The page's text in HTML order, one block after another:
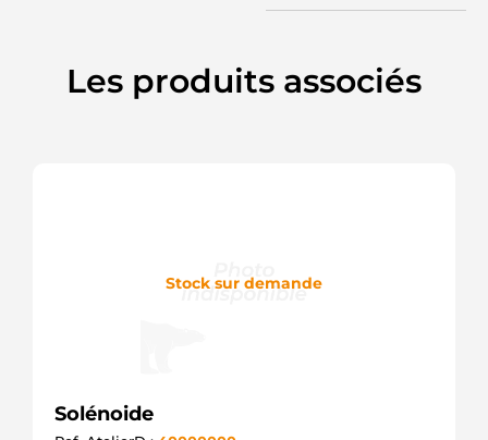
Les produits associés
Stock sur demande
Solénoide